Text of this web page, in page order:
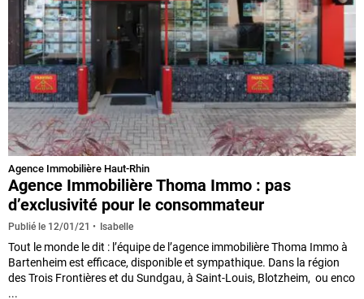
Agence Immobilière Haut-Rhin
Agence Immobilière Thoma Immo : pas
d’exclusivité pour le consommateur
Publié le 12/01/21 Isabelle
Tout le monde le dit : l’équipe de l’agence immobilière Thoma Immo à
Bartenheim est efficace, disponible et sympathique. Dans la région
des Trois Frontières et du Sundgau, à Saint-Louis, Blotzheim, ou enco
...